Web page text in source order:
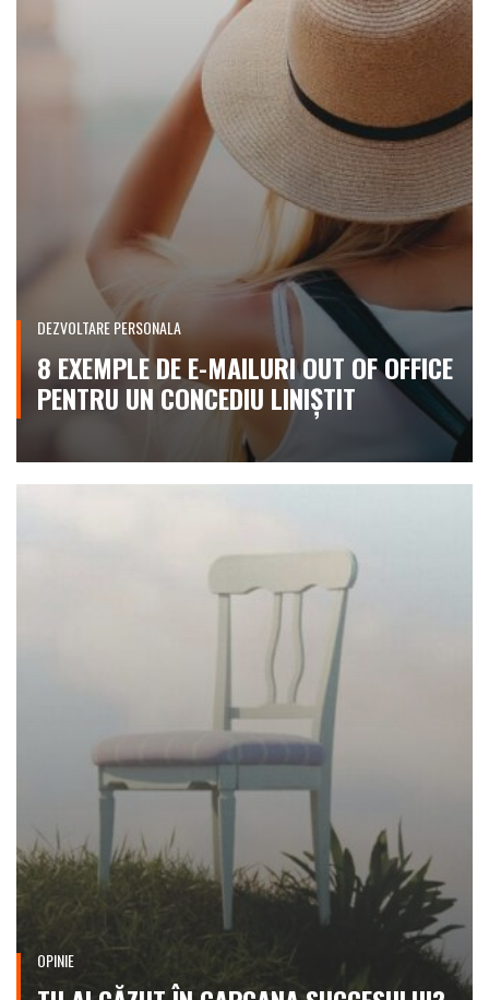
DEZVOLTARE PERSONALA
8 EXEMPLE DE E-MAILURI OUT OF OFFICE
PENTRU UN CONCEDIU LINIȘTIT
OPINIE